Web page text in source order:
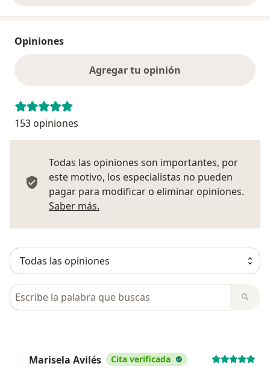
Opiniones
Agregar tu opinión
153 opiniones
Todas las opiniones son importantes, por
este motivo, los especialistas no pueden
pagar para modificar o eliminar opiniones.
Saber más.
Busca en opiniones
Marisela Avilés Cita verificada